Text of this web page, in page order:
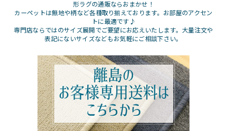
形ラグの通販ならおまかせ！
カーペットは無地や柄など各種取り揃えております。お部屋のアクセン
トに最適です♪
専門店ならではのサイズ展開でご要望にお応えいたします。大量注文や
表記にないサイズなどもお気軽にご相談下さい。